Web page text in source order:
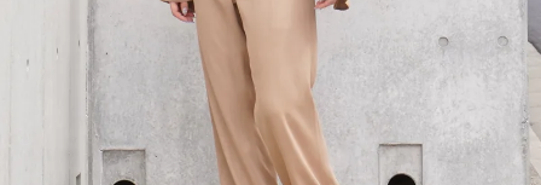
1LDK STAND
SEARCH